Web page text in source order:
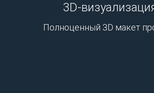
3D-
Полноценный 3D макет